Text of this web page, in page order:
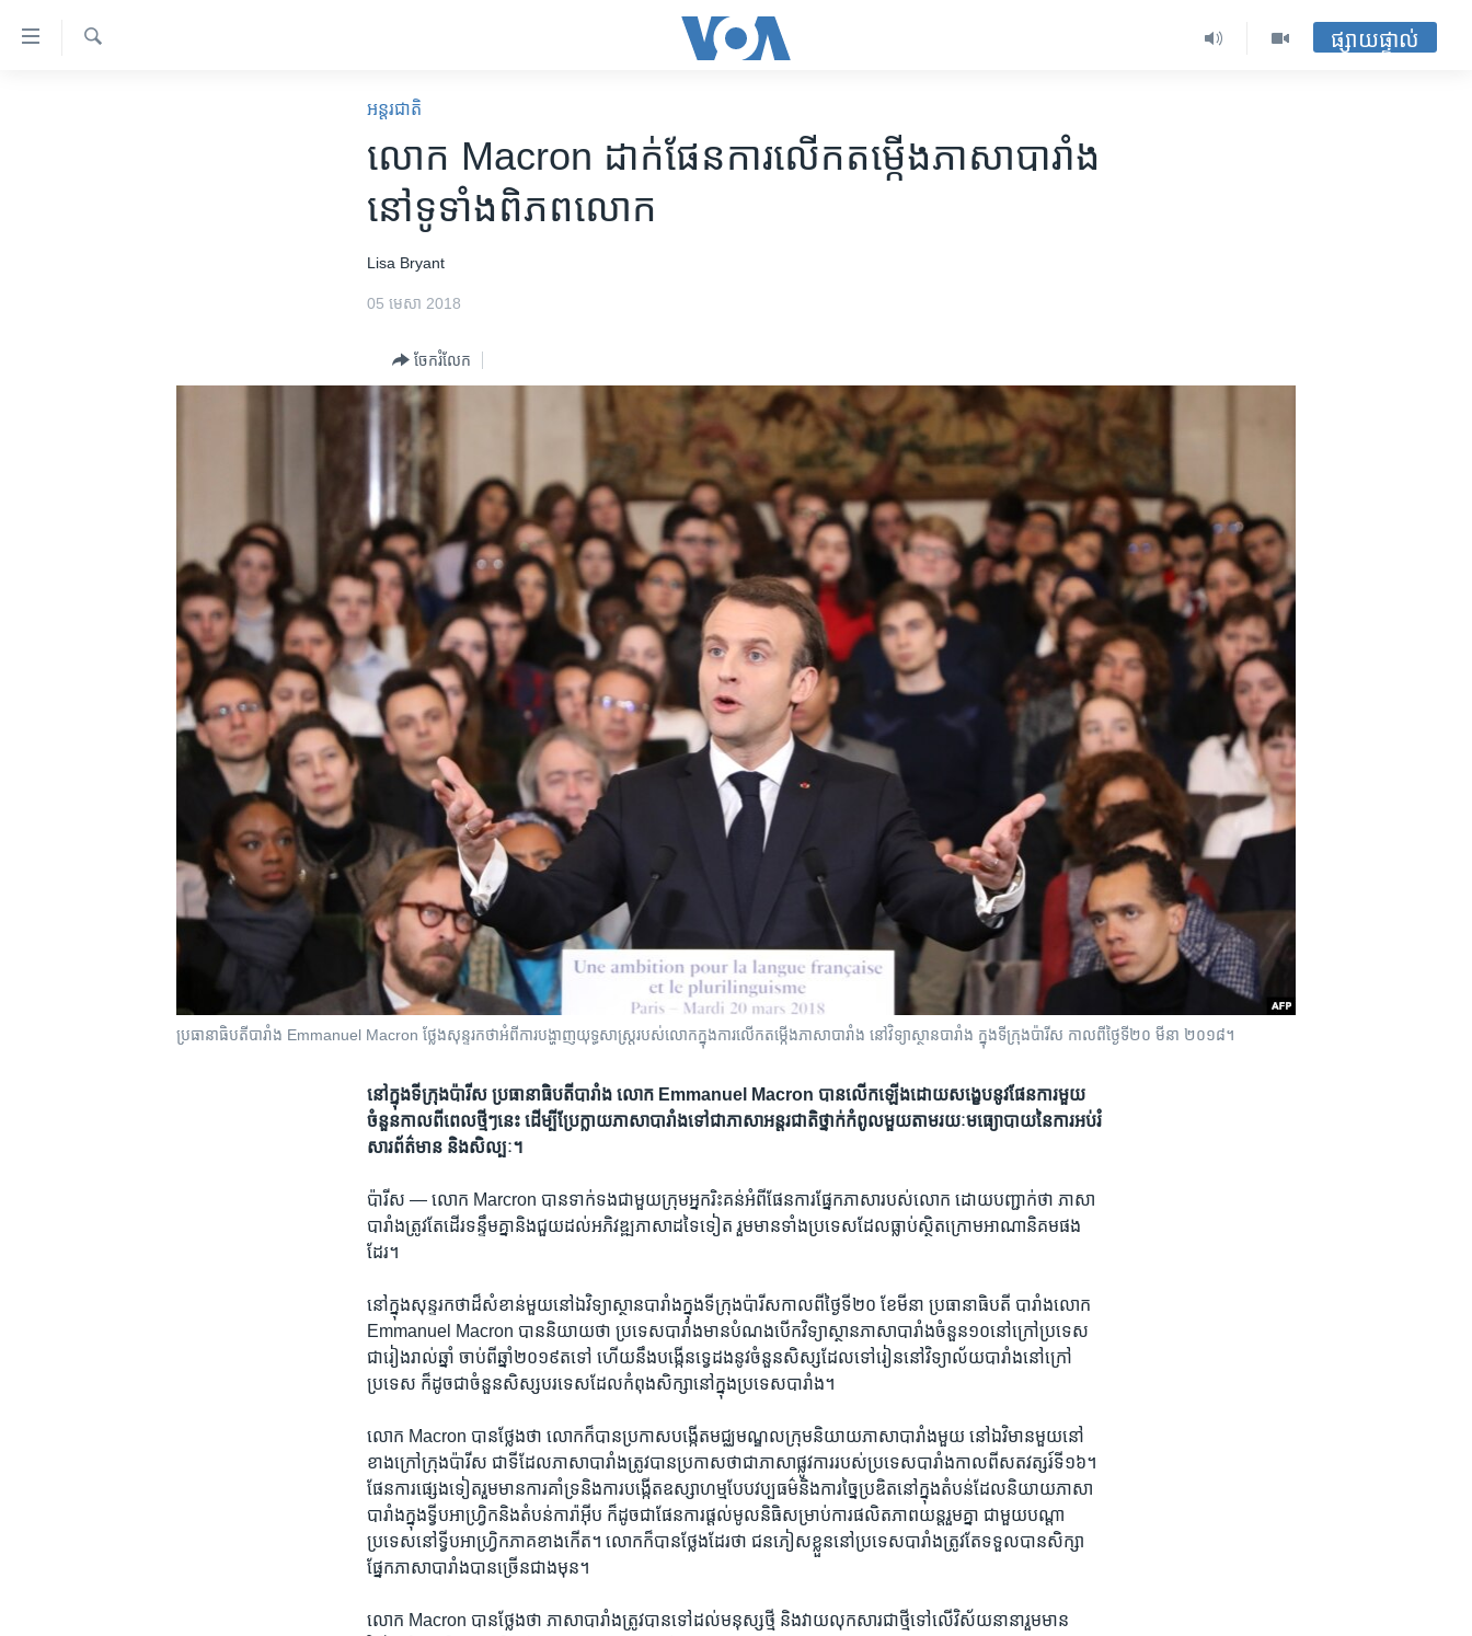
ទៅ​
ផ្សាយផ្ទាល់
អន្តរជាតិ
លោក Macron ដាក់​ផែនការ​លើក​តម្កើង​ភាសា​បារាំង​
នៅ​ទូទាំង​ពិភពលោក
Lisa Bryant
05 មេសា 2018
ចែករំលែក
ប្រធានាធិបតី​បារាំង Emmanuel Macron ថ្លែង​សុន្ទរកថា​អំពី​ការ​បង្ហាញ​យុទ្ធសាស្ត្រ​របស់​លោក​ក្នុងការ​លើក​តម្កើង​ភាសា​បារាំង នៅ​វិទ្យាស្ថាន​បារាំង ក្នុង​ទីក្រុង​ប៉ារីស កាល​ពី​ថ្ងៃ​ទី​២០ មីនា ២០១៨។
នៅ​ក្នុង​ទីក្រុង​ប៉ារីស ប្រធានាធិបតី​បារាំង លោក Emmanuel Macron ​បាន​លើក​ឡើង​ដោយ​សង្ខេប​នូវ​ផែនការ​មួយ​
ចំនួន​កាល​ពី​ពេល​ថ្មីៗ​នេះ​ ដើម្បី​ប្រែ​ក្លាយ​ភាសា​បារាំង​ទៅ​ជា​ភាសា​អន្តរជាតិ​ថ្នាក់​កំពូល​មួយ​តាម​រយៈ​មធ្យោបាយ​នៃ​ការ​អប់រំ
សារព័ត៌មាន​ និង​សិល្បៈ។
ប៉ារីស —លោក Marcron បាន​ទាក់​ទង​ជាមួយ​ក្រុម​អ្នក​រិះ​គន់​អំពី​ផែនការ​ផ្នែក​ភាសា​របស់​លោក ដោយ​បញ្ជាក់​ថា​ ភាសា​
បារាំង​ត្រូវ​តែ​ដើរ​ទន្ទឹម​គ្នា​និង​ជួយ​ដល់​អភិវឌ្ឍ​ភាសា​ដទៃ​ទៀត រួម​មាន​ទាំង​ប្រទេស​ដែល​ធ្លាប់​ស្ថិត​ក្រោម​អាណានិគម​ផង​
ដែរ។
នៅ​ក្នុង​សុន្ទរកថា​ដ៏​សំខាន់​មួយ​នៅ​ឯ​វិទ្យាស្ថាន​បារាំង​ក្នុង​ទីក្រុង​ប៉ារីស​កាល​ពី​ថ្ងៃទី​២០ ខែ​មីនា ប្រធានាធិបតី​ បារាំង​លោក
Emmanuel Macron ​បាន​និយាយ​ថា ប្រទេស​បារាំង​មាន​បំណង​បើក​វិទ្យាស្ថាន​ភាសា​បារាំង​ចំនួន​១០​នៅ​ក្រៅ​ប្រទេស​
ជា​រៀង​រាល់​ឆ្នាំ ចាប់​ពី​ឆ្នាំ​២០១៩​ត​ទៅ ហើយ​នឹង​បង្កើន​ទ្វេ​ដង​នូវ​ចំនួន​សិស្ស​ដែល​ទៅ​រៀន​នៅ​វិទ្យាល័យ​បារាំងនៅ​ក្រៅ​
ប្រទេស​ ក៏​ដូច​ជា​ចំនួន​សិស្ស​បរទេស​ដែល​កំពុង​សិក្សា​នៅ​ក្នុង​ប្រទេស​បារាំង។​
លោក Macron បាន​ថ្លែង​ថា លោក​ក៏​បាន​ប្រកាស​បង្កើត​មជ្ឈមណ្ឌល​ក្រុម​និយាយ​ភាសា​បារាំង​មួយ នៅ​ឯ​វិមាន​មួយ​នៅ​
ខាង​ក្រៅ​ក្រុង​ប៉ារីស​ ជា​ទី​ដែល​ភាសា​បារាំង​ត្រូវ​បាន​ប្រកាស​ថា​ជា​ភាសា​ផ្លូវ​ការ​របស់​ប្រទេស​បារាំង​កាល​ពី​សតវត្សរ៍​ទី​១៦។
ផែនការ​ផ្សេង​ទៀត​រួម​មាន​ការ​គាំទ្រ​និង​ការ​បង្កើត​ឧស្សាហម្ម​បែប​វប្បធម៌​និងការ​ច្នៃ​ប្រឌិត​នៅ​ក្នុង​តំបន់​ដែល​និយាយ​ភាសា​
បារាំង​ក្នុង​ទ្វីប​អាហ្វ្រិក​និង​តំបន់​ការ៉ាអ៊ីប ក៏​ដូច​ជា​ផែនការ​ផ្តល់​មូល​និធិ​សម្រាប់​ការ​ផលិត​ភាពយន្ត​រួម​គ្នា ជាមួយ​បណ្ដា​
ប្រទេស​នៅ​ទ្វីប​អាហ្វ្រិក​ភាគ​ខាង​កើត។ លោក​ក៏​បានថ្លែង​ដែរ​ថា ជន​ភៀស​ខ្លួន​នៅ​ប្រទេស​បារាំង​ត្រូវ​តែ​ទទួល​បាន​សិក្សា​
ផ្នែក​ភាសា​បារាំង​បាន​ច្រើន​ជាង​មុន។
លោក Macron បាន​ថ្លែង​ថា ភាសា​បារាំង​ត្រូវ​បាន​ទៅ​ដល់​មនុស្ស​ថ្មី និង​វាយ​លុកសារ​ជា​ថ្មី​ទៅ​លើ​វិស័យ​នានា​រួម​មាន​